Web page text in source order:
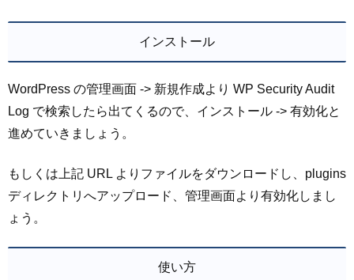
インストール
WordPress の管理画面 -> 新規作成より WP Security Audit
Log で検索したら出てくるので、インストール -> 有効化と
進めていきましょう。
もしくは上記 URL よりファイルをダウンロードし、plugins
ディレクトリへアップロード、管理画面より有効化しまし
ょう。
使い方